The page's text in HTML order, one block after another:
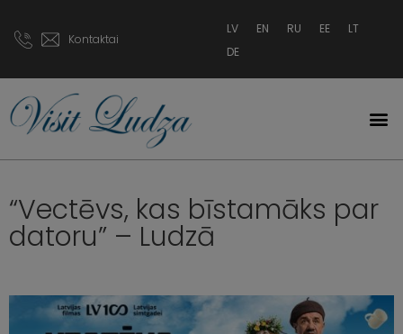
Kontaktai
LV EN RU EE
LT
DE
“Vectēvs, kas bīstamāks par
datoru” – Ludzā